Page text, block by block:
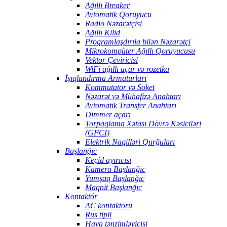
Ağıllı Breaker
Avtomatik Qoruyucu
Radio Nəzarətçisi
Ağıllı Kilid
Proqramlaşdırıla bilən Nəzarətçi
Mikrokompüter Ağıllı Qoruyucusu
Vektor Çeviricisi
WiFi ağıllı açar və rozetka
İşıqlandırma Armaturları
Kommutator və Soket
Nəzarət və Mühafizə Anahtarı
Avtomatik Transfer Anahtarı
Dimmer açarı
Torpaqlama Xətası Dövrə Kəsiciləri
(GFCI)
Elektrik Naqilləri Qurğuları
Başlanğıc
Keçid ayırıcısı
Kamera Başlanğıc
Yumşaq Başlanğıc
Maqnit Başlanğıc
Kontaktör
AC kontaktoru
Rus tipli
Hava tənzimləyicisi